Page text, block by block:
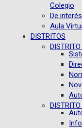
Colegio
De
Aula
DISTRITOS
DISTRITO